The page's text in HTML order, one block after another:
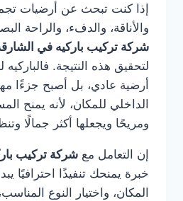
إذا كنت تبحث عن أرضيات
والأناقة، والدفء، والراحة
شركة تركيب باركيه في
لتحقيق هذه النتيجة.
أرضية عادي، بل أصبح جزءًا
الداخلي للمكان، لأنه يمنح
ومريحًا ويجعلها أكثر جمالًا
إن التعامل مع شركة تركيب
خبرة يمنحك تنفيذًا احترافيًا
المكان، واختيار النوع